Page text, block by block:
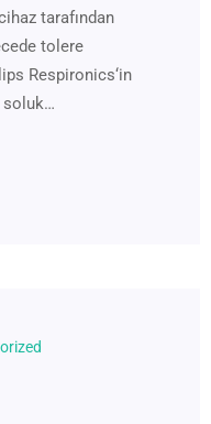
tarafından
tolere
Respironics‘in
soluk…